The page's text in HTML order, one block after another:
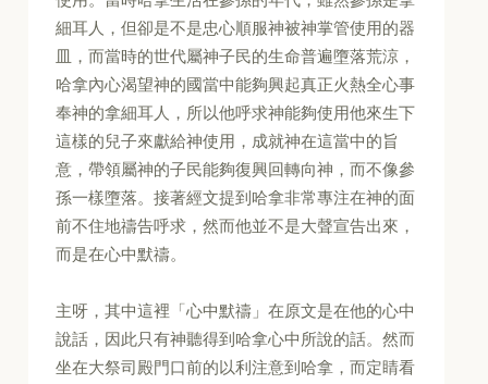
細耳人，但卻是不是忠心順服神被神掌管使用的器
皿，而當時的世代屬神子民的生命普遍墮落荒涼，
哈拿內心渴望神的國當中能夠興起真正火熱全心事
奉神的拿細耳人，所以他呼求神能夠使用他來生下
這樣的兒子來獻給神使用，成就神在這當中的旨
意，帶領屬神的子民能夠復興回轉向神，而不像參
孫一樣墮落。接著經文提到哈拿非常專注在神的面
前不住地禱告呼求，然而他並不是大聲宣告出來，
而是在心中默禱。
主呀，其中這裡「心中默禱」在原文是在他的心中
說話，因此只有神聽得到哈拿心中所說的話。然而
坐在大祭司殿門口前的以利注意到哈拿，而定睛看